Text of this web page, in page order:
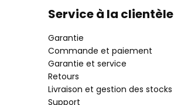
Service à la clientèle
Garantie
Commande et paiement
Garantie et service
Retours
Livraison et gestion des stocks
Support